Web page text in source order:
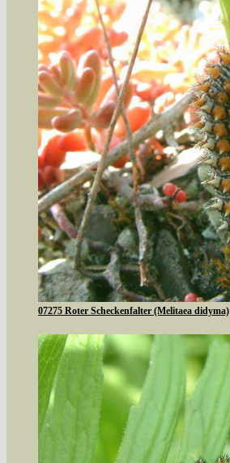
07275 Roter Scheckenfalter (Melitaea didyma)